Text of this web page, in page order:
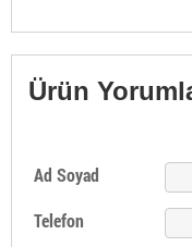
Ürün
Ad Soyad
Telefon